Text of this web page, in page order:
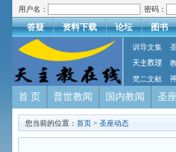
用户名： 密码：
答疑 资料下载 论坛 图书
训导文集
天主教理
梵二文献
首 页 普世教闻 国内教闻 圣
您当前的位置： 首页 > 圣座动态